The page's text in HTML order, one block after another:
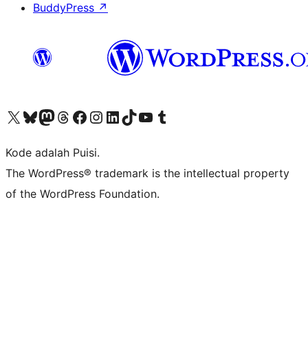
BuddyPress ↗
Kunjungi akun X (sebelumnya Twitter) kamiVisit our Bluesky account
Kunjungi akun Mastodon kami
Visit our Threads account
Kunjungi halaman Facebook kamiKunjungi akun Instagram kamiKunjungi akun LinkedIn kami
Visit our TikTok account
Kunjungi channel YouTube kamiVisit our Tumblr account
Kode adalah Puisi.
The WordPress® trademark is the intellectual property
of the WordPress Foundation.